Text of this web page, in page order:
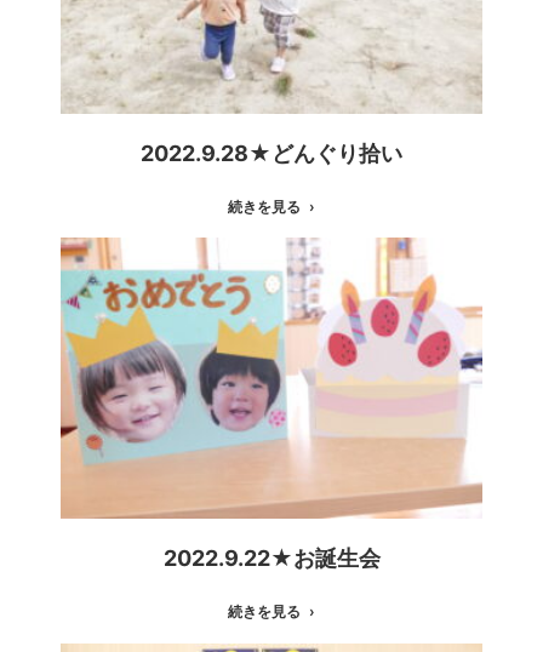
2022.9.28★どんぐり拾い
続きを見る
2022.9.22★お誕生会
続きを見る